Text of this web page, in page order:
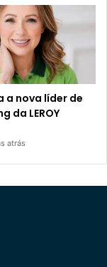
a nova líder de
da LEROY
atrás